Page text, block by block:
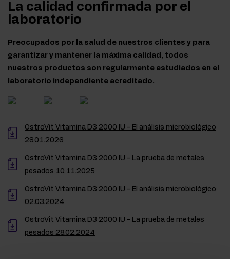
La calidad confirmada por el
laboratorio
Preocupados por la salud de nuestros clientes y para
garantizar y mantener la máxima calidad, todos
nuestros productos son regularmente estudiados en el
laboratorio independiente acreditado.
OstroVit Vitamina D3 2000 IU - El análisis microbiológico
28.01.2026
OstroVit Vitamina D3 2000 IU - La prueba de metales
pesados 10.11.2025
OstroVit Vitamina D3 2000 IU - El análisis microbiológico
02.03.2024
OstroVit Vitamina D3 2000 IU - La prueba de metales
pesados 28.02.2024